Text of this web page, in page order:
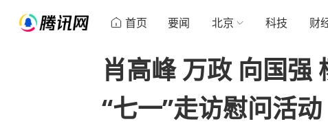
首页 要闻 北京 科技 财
肖高峰 万政 向国强
“七一”走访慰问活动